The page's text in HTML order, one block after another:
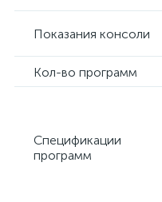
Показания консоли
Кол-во программ
Спецификации
программ